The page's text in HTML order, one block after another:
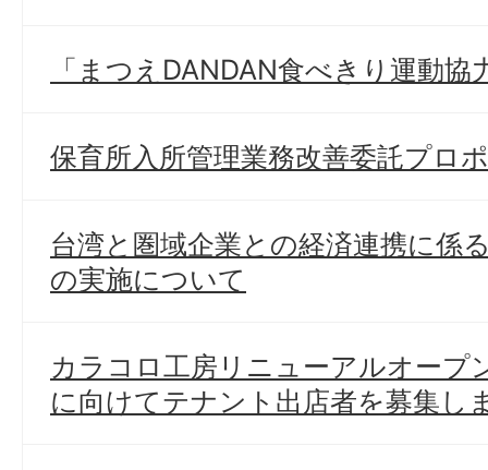
「まつえDANDAN食べきり運動協
保育所入所管理業務改善委託プロ
台湾と圏域企業との経済連携に係
の実施について
カラコロ工房リニューアルオープ
に向けてテナント出店者を募集し